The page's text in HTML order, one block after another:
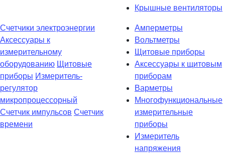
Крышные вентиляторы
Счетчики электроэнергии
Аксессуары к
измерительному
оборудованию Щитовые
приборы Измеритель-
регулятор
микропроцессорный
Счетчик импульсов Счетчик
времени
Амперметры
Вольтметры
Щитовые приборы
Аксессуары к щитовым
приборам
Варметры
Многофункциональные
измерительные
приборы
Измеритель
напряжения